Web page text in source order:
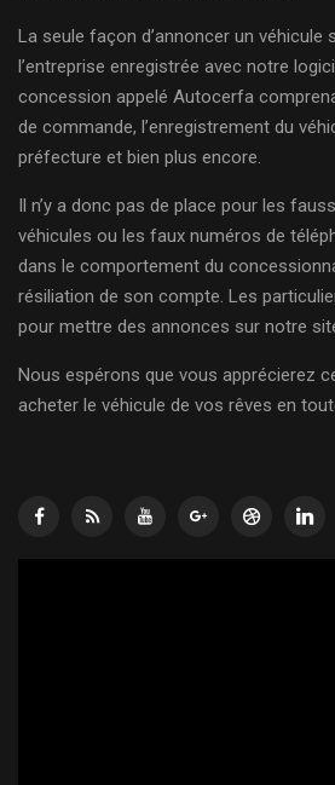
La seule façon d’annoncer un véhicule
l’entreprise enregistrée avec notre
concession appelé Autocerfa
de commande, l’enregistrement du
préfecture et bien plus encore.
Il n’y a donc pas de place pour les
véhicules ou les faux numéros de
dans le comportement du
résiliation de son compte. Les
pour mettre des annonces sur notre
Nous espérons que vous apprécierez
acheter le véhicule de vos rêves en